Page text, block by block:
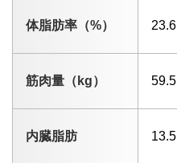
体脂肪率（%） 23.6
筋肉量（kg） 59.5
内臓脂肪 13.5